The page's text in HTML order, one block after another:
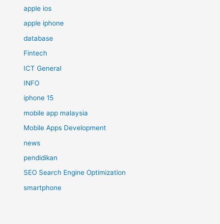
apple ios
apple iphone
database
Fintech
ICT General
INFO
iphone 15
mobile app malaysia
Mobile Apps Development
news
pendidikan
SEO Search Engine Optimization
smartphone